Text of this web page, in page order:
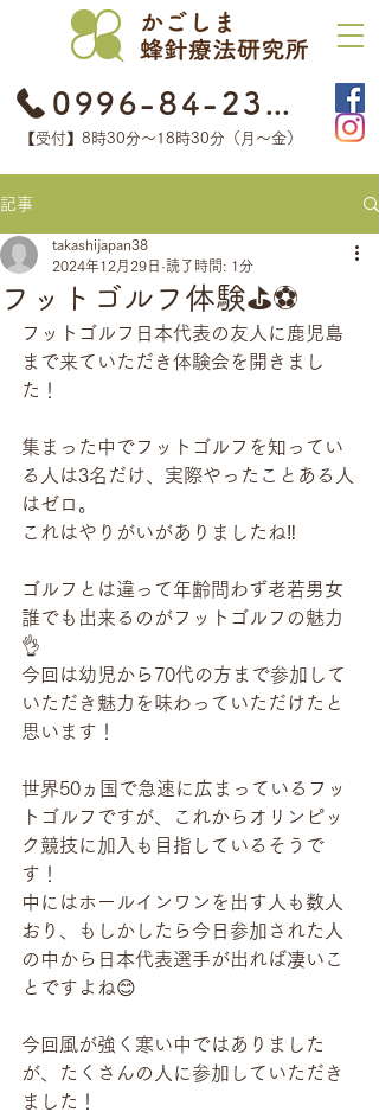
0996-84-2368
【受付】8時30分​〜18時30分（月〜金）
記事
フットゴルフ体験⛳️⚽️
takashijapan38
2024年12月29日 読了時間: 1分
フットゴルフ日本代表の友人に鹿児島
まで来ていただき体験会を開きまし
た！
集まった中でフットゴルフを知ってい
る人は3名だけ、実際やったことある人
はゼロ。
これはやりがいがありましたね‼️
ゴルフとは違って年齢問わず老若男女
誰でも出来るのがフットゴルフの魅力
👌
今回は幼児から70代の方まで参加して
いただき魅力を味わっていただけたと
思います！
世界50ヵ国で急速に広まっているフッ
トゴルフですが、これからオリンピッ
ク競技に加入も目指しているそうで
す！
中にはホールインワンを出す人も数人
おり、もしかしたら今日参加された人
の中から日本代表選手が出れば凄いこ
とですよね😊
今回風が強く寒い中ではありました
が、たくさんの人に参加していただき
ました！